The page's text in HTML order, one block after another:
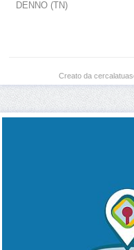
DENNO (TN)
Creato da